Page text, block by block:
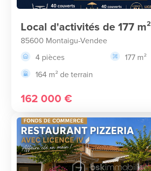
Local d'activités de 177 m²
85600 Montaigu-Vendee
4 pièces
177 m²
164 m² de terrain
162 000 €